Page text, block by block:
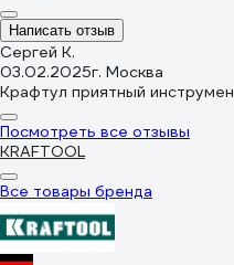
Написать отзыв
Сергей К.
03.02.2025г. Москва
Крафтул приятный
Посмотреть все отзывы
KRAFTOOL
Все товары бренда